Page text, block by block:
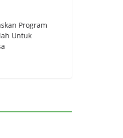
unt
Ke
Program
Untuk